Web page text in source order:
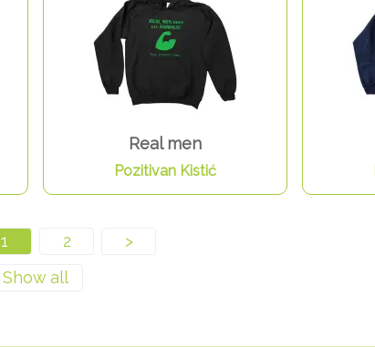
Real men
Pozitivan Kistić
1 2 >